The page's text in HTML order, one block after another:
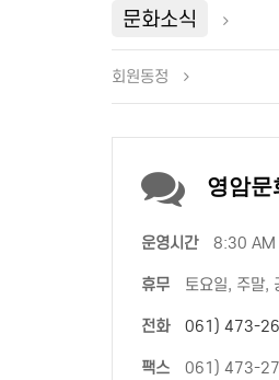
문화소식
회원동정
영암문
운영시간 8:30 AM
휴무 토요일, 주말,
전화 061) 473-
팩스 061) 473-